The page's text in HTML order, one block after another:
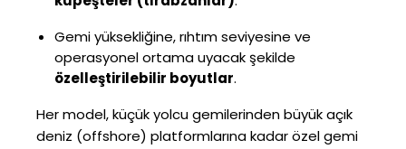
Gemi yüksekliğine, rıhtım seviyesine ve
operasyonel ortama uyacak şekilde
özelleştirilebilir boyutlar.
Her model, küçük yolcu gemilerinden büyük açık
deniz (offshore) platformlarına kadar özel gemi